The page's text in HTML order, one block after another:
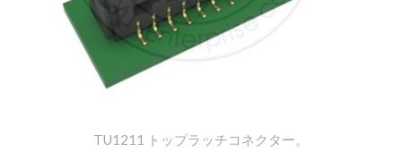
TU1211 トップラッチコネクター。